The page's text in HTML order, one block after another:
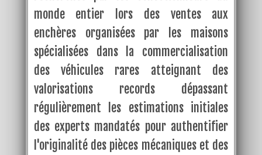
monde entier lors des ventes aux
enchères organisées par les maisons
spécialisées dans la commercialisation
des véhicules rares atteignant des
valorisations records dépassant
régulièrement les estimations initiales
des experts mandatés pour authentifier
l'originalité des pièces mécaniques et des